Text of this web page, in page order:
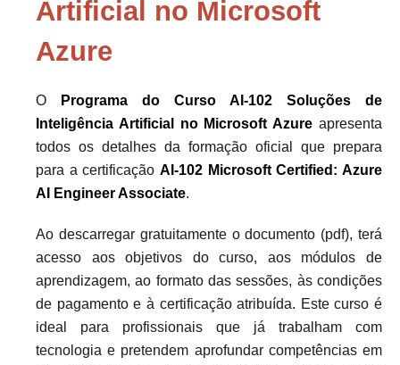
Artificial no Microsoft
Azure
O
Programa do Curso AI-102 Soluções de
Inteligência Artificial no Microsoft Azure apresenta
todos os detalhes da formação oficial que prepara
para a certificação AI-102 Microsoft Certified: Azure
AI Engineer Associate.
Ao descarregar gratuitamente o documento (pdf), terá
acesso aos objetivos do curso, aos módulos de
aprendizagem, ao formato das sessões, às condições
de pagamento e à certificação atribuída. Este curso é
ideal para profissionais que já trabalham com
tecnologia e pretendem aprofundar competências em